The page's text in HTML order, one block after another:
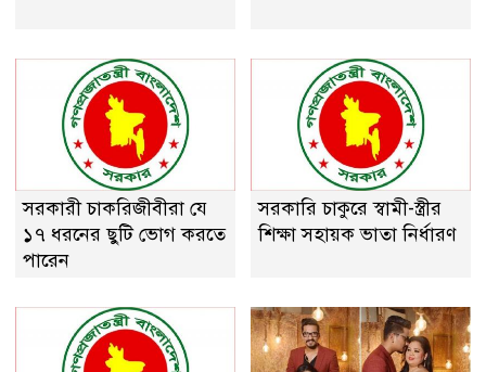
সরকারী চাকরিজীবীরা যে
১৭ ধরনের ছুটি ভোগ করতে
পারেন
সরকারি চাকুরে স্বামী-স্ত্রীর
শিক্ষা সহায়ক ভাতা নির্ধারণ